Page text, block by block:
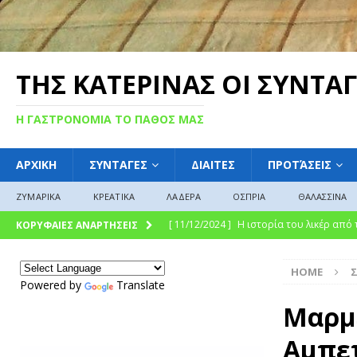
ΤΗΣ ΚΑΤΕΡΙΝΑΣ ΟΙ
Η ΓΑΣΤΡΟΝΟΜΙΑ ΤΟ ΠΑΘΟΣ ΜΑΣ
ΑΡΧΙΚΗ ΣΥΝΤΑΓΕΣ ΔΙΑΙΤΕΣ ΠΡΟΤΆΣΕΙΣ
ΖΥΜΑΡΙΚΑ ΚΡΕΑΤΙΚΑ ΛΑΔΕΡΑ ΟΣΠΡΙΑ ΘΑΛΑΣΣΙΝΑ
ΚΟΡΥΦΑΙΕΣ ΑΝΑΡΤΗΣΕΙΣ [ 11/12/2024 ] Η ιστορία του λικέρ από
σύγχρονη γαστρονομική απόλαυση
Γλυκό του κουταλιού :
HOME
Powered by Translate